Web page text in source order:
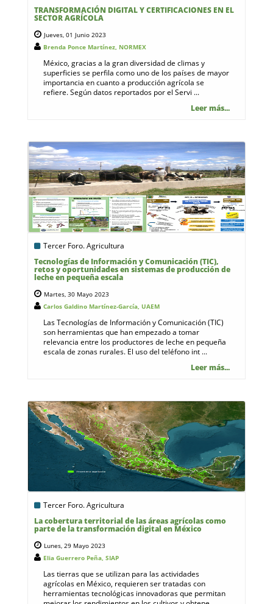
TRANSFORMACIÓN DIGITAL Y CERTIFICACIONES EN EL
SECTOR AGRÍCOLA
Jueves, 01 Junio 2023
Brenda Ponce Martínez, NORMEX
México, gracias a la gran diversidad de climas y
superficies se perfila como uno de los países de mayor
importancia en cuanto a producción agrícola se
refiere. Según datos reportados por el Servi ...
Leer más...
Tercer Foro. Agricultura
Tecnologías de Información y Comunicación (TIC),
retos y oportunidades en sistemas de producción de
leche en pequeña escala
Martes, 30 Mayo 2023
Carlos Galdino Martínez-García, UAEM
Las Tecnologías de Información y Comunicación (TIC)
son herramientas que han empezado a tomar
relevancia entre los productores de leche en pequeña
escala de zonas rurales. El uso del teléfono int ...
Leer más...
Tercer Foro. Agricultura
La cobertura territorial de las áreas agrícolas como
parte de la transformación digital en México
Lunes, 29 Mayo 2023
Elia Guerrero Peña, SIAP
Las tierras que se utilizan para las actividades
agrícolas en México, requieren ser tratadas con
herramientas tecnológicas innovadoras que permitan